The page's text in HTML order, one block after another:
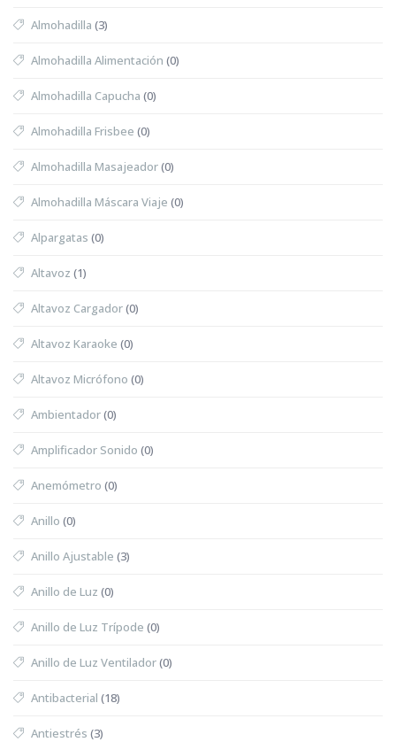
Almohadilla (3)
Almohadilla Alimentación (0)
Almohadilla Capucha (0)
Almohadilla Frisbee (0)
Almohadilla Masajeador(0)
Almohadilla Máscara Viaje (0)
Alpargatas (0)
Altavoz (1)
Altavoz Cargador(0)
Altavoz Karaoke (0)
Altavoz Micrófono (0)
Ambientador(0)
Amplificador Sonido (0)
Anemómetro (0)
Anillo (0)
Anillo Ajustable (3)
Anillo de Luz (0)
Anillo de Luz Trípode (0)
Anillo de Luz Ventilador(0)
Antibacterial (18)
Antiestrés (3)